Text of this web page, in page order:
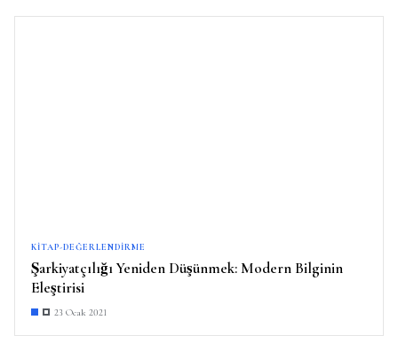
KITAP-DEĞERLENDIRME
Şarkiyatçılığı Yeniden Düşünmek: Modern Bilginin
Eleştirisi
23 Ocak 2021